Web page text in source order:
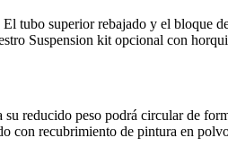
tubo superior rebajado y el bloque
Suspension kit opcional con
reducido peso podrá circular de
con recubrimiento de pintura en